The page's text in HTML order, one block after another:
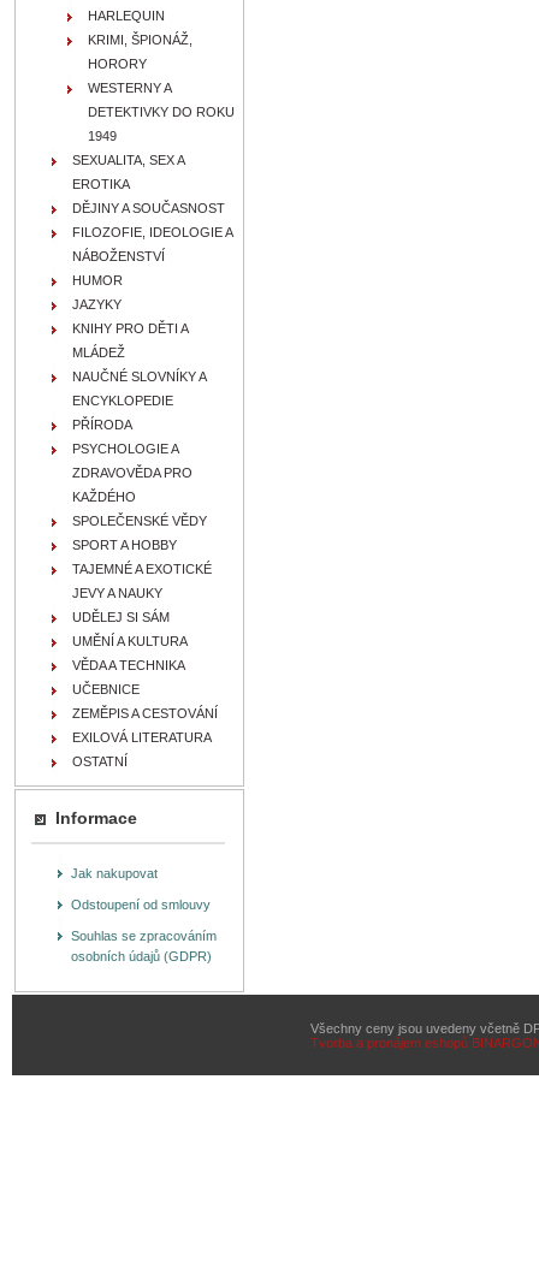
HARLEQUIN
KRIMI, ŠPIONÁŽ,
HORORY
WESTERNY A
DETEKTIVKY DO ROKU
1949
SEXUALITA, SEX A
EROTIKA
DĚJINY A SOUČASNOST
FILOZOFIE, IDEOLOGIE A
NÁBOŽENSTVÍ
HUMOR
JAZYKY
KNIHY PRO DĚTI A
MLÁDEŽ
NAUČNÉ SLOVNÍKY A
ENCYKLOPEDIE
PŘÍRODA
PSYCHOLOGIE A
ZDRAVOVĚDA PRO
KAŽDÉHO
SPOLEČENSKÉ VĚDY
SPORT A HOBBY
TAJEMNÉ A EXOTICKÉ
JEVY A NAUKY
UDĚLEJ SI SÁM
UMĚNÍ A KULTURA
VĚDA A TECHNIKA
UČEBNICE
ZEMĚPIS A CESTOVÁNÍ
EXILOVÁ LITERATURA
OSTATNÍ
Informace
Jak nakupovat
Odstoupení od smlouvy
Souhlas se zpracováním
osobních údajů (GDPR)
Všechny ceny jsou uvedeny včetně
Tvorba a pronájem eshopů